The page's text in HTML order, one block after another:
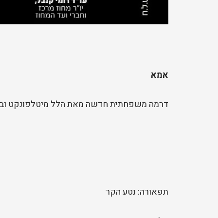
אמא
דרמה משפחתית חדשה מאת הלל מיטלפונקט
תפאורה: נטע הקר